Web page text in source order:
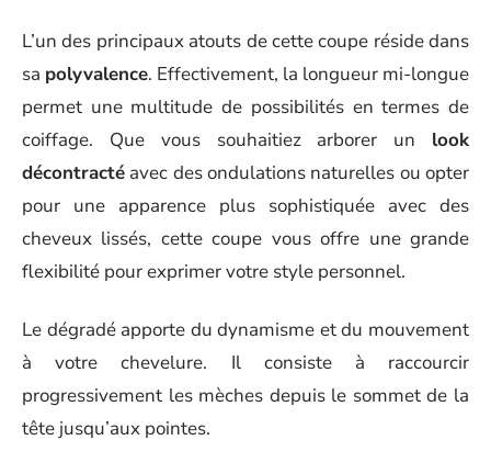
L’un des principaux atouts de cette coupe réside dans
sa polyvalence. Effectivement, la longueur mi-longue
permet une multitude de possibilités en termes de
coiffage. Que vous souhaitiez arborer un look
décontracté avec des ondulations naturelles ou opter
pour une apparence plus sophistiquée avec des
cheveux lissés, cette coupe vous offre une grande
flexibilité pour exprimer votre style personnel.
Le dégradé apporte du dynamisme et du mouvement
à votre chevelure. Il consiste à raccourcir
progressivement les mèches depuis le sommet de la
tête jusqu’aux pointes.